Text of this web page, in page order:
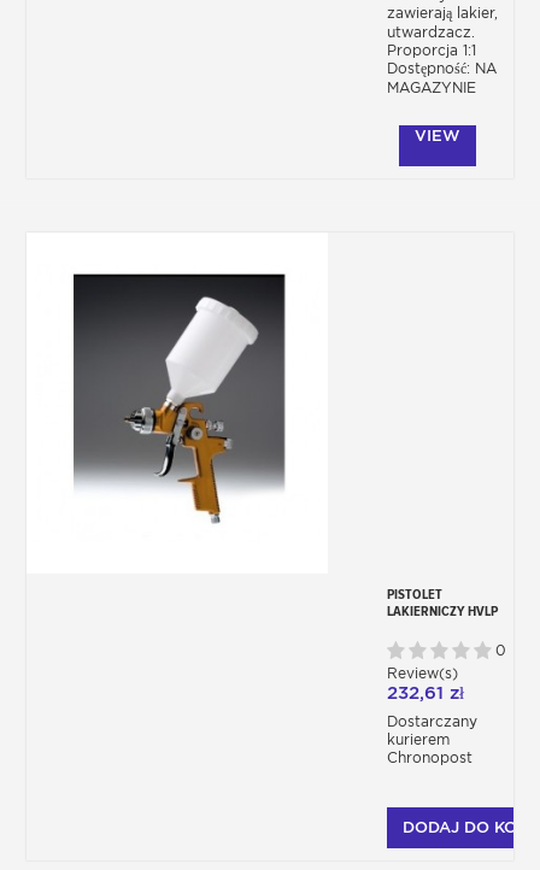
bezbarwnego lakieru dostępny w ofertach
250 ml i 500 ml lub Zestawie 1 lub 2 L
Lakier o bezpośrednim połysku dostępny w
zestawach puszce lub aerozolu
samodzielnego lakierowania zawierający
szybki podkład do karoserii, lakier +
rozcieńczalnik oraz bezbarwny lakier
- Ceramiczny lakier samochodowy
- Bezbarwny lakier Ultra Hig Solid BS830
- Pistolet natryskowy 1,4mm
- zestaw do przygotowania karoserii
(odtłuszczacz, zestaw arkuszy ściernych,
gąbki ścierne, rozcieńczalnik)
Jak zamówić lakier?
1- Wybierz opakowanie i złóż zamówienie.
2- Po złożeniu zamówienia, podaj kod
koloru pocztą elektroniczną.
zawierają lakier,
utwardzacz.
Proporcja 1:1
Dostępność: NA
MAGAZYNIE
VIEW
PISTOLET
LAKIERNICZY HVLP
0
Review(s)
232,61 zł
Dostarczany
kurierem
Chronopost
DODAJ DO